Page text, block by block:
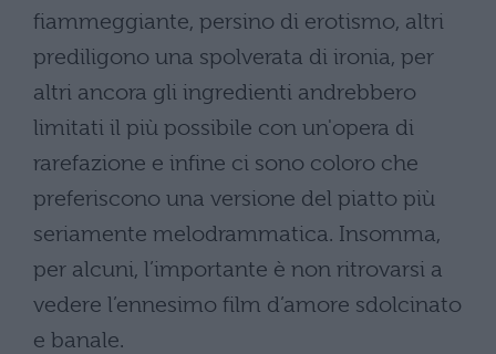
fiammeggiante, persino di erotismo, altri
prediligono una spolverata di ironia, per
altri ancora gli ingredienti andrebbero
limitati il più possibile con un'opera di
rarefazione e infine ci sono coloro che
preferiscono una versione del piatto più
seriamente melodrammatica. Insomma,
per alcuni, l’importante è non ritrovarsi a
vedere l’ennesimo film d’amore sdolcinato
e banale.